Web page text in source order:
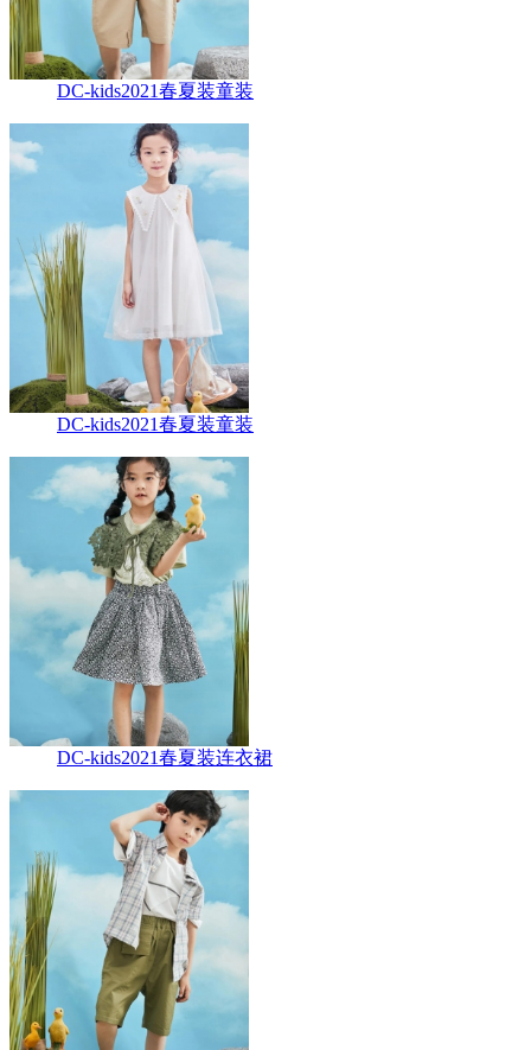
DC-kids2021春夏装童装
DC-kids2021春夏装童装
DC-kids2021春夏装连衣裙